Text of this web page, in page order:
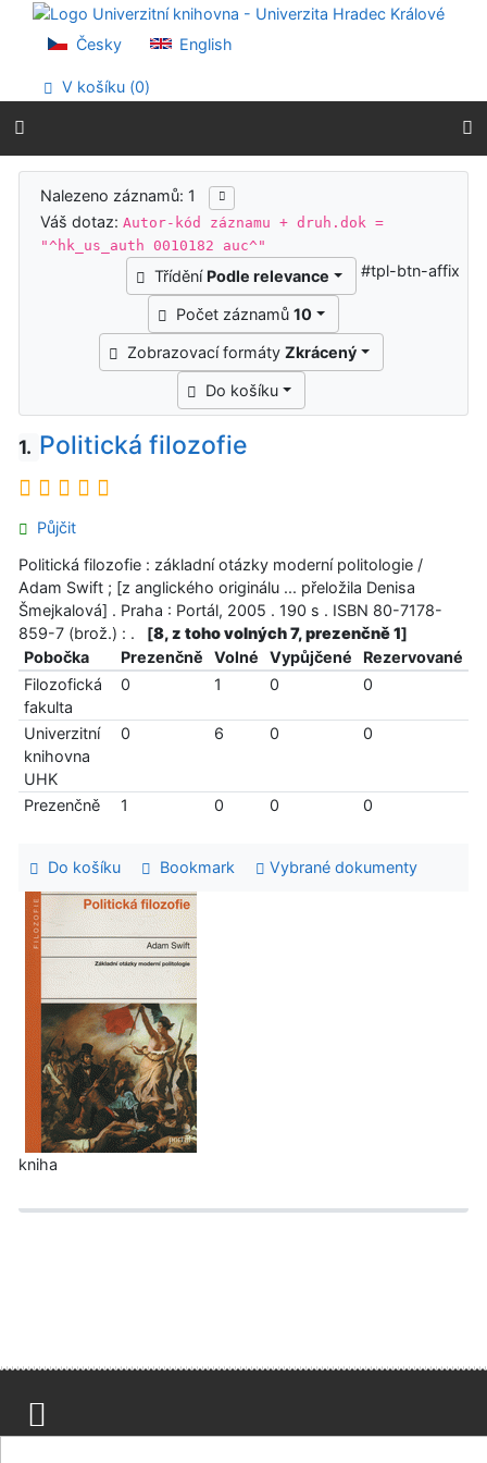
Přejít na obsah
Přejít na menu
Prohlášení o webové přístupnosti
Česky English
V košíku (0)
Výsledky vyhledávání
Nalezeno záznamů: 1
Váš dotaz:Autor-kód záznamu + druh.dok =
"^hk_us_auth 0010182 auc^"
Třídění Podle relevance
Počet záznamů 10
Zobrazovací formáty Zkrácený
Do košíku
#tpl-btn-affix
1. Politická filozofie
Půjčit
Politická filozofie : základní otázky moderní politologie /
Adam Swift ; [z anglického originálu ... přeložila Denisa
Šmejkalová] . Praha : Portál, 2005 . 190 s . ISBN 80-7178-
859-7 (brož.) : .
[8, z toho volných 7, prezenčně 1]
Pobočka
Prezenčně Volné Vypůjčené
Rezervované
Filozofická
fakulta
0 1 0 0
Univerzitní
knihovna
UHK
0 6 0 0
Prezenčně 1 0 0 0
Do košíku Bookmark Vybrané dokumenty
kniha